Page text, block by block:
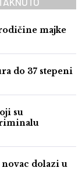
majke
do 37 stepeni
su
dolazi u